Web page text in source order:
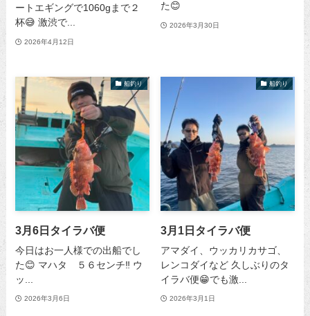
ートエギングで1060gまで２
杯😅 激渋で...
2026年4月12日
た😊
2026年3月30日
船釣り
3月6日タイラバ便
今日はお一人様での出船でし
た😊 マハタ ５６センチ‼️ ウ
ッ...
2026年3月6日
船釣り
3月1日タイラバ便
アマダイ、ウッカリカサゴ、
レンコダイなど 久しぶりのタ
イラバ便😁でも激...
2026年3月1日